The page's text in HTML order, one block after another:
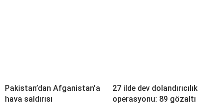
Pakistan’dan Afganistan’a
hava saldırısı
27 ilde dev dolandırıcılık
operasyonu: 89 gözaltı